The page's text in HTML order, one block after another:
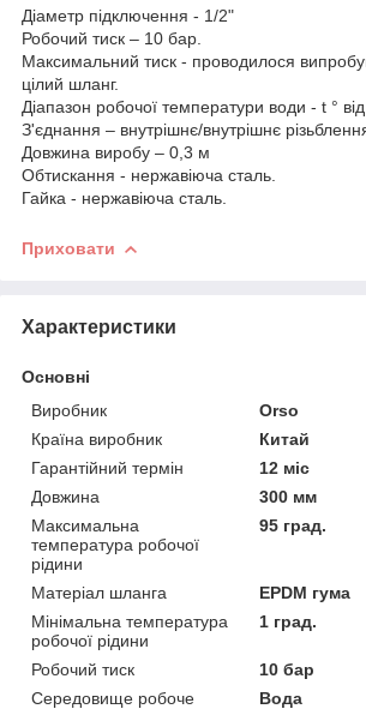
Діаметр підключення - 1/2"
Робочий тиск – 10 бар.
Максимальний тиск - проводилося
цілий шланг.
Діапазон робочої температури води - t °
З'єднання – внутрішнє/внутрішнє
Довжина виробу – 0,3 м
Обтискання - нержавіюча сталь.
Гайка - нержавіюча сталь.
Приховати
Характеристики
Основні
Виробник
Orso
Країна виробник
Китай
Гарантійний термін
12 міс
Довжина
300 мм
Максимальна
температура робочої
рідини
95 град.
Матеріал шланга
EPDM гума
Мінімальна температура
робочої рідини
1 град.
Робочий тиск
10 бар
Середовище робоче
Вода